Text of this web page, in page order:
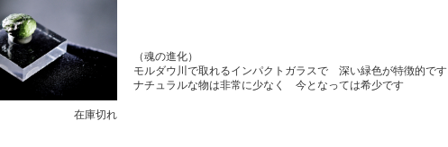
在庫切れ
（魂の進化）
モルダウ川で取れるインパクトガラスで 深い緑色が特徴的です
ナチュラルな物は非常に少なく 今となっては希少です